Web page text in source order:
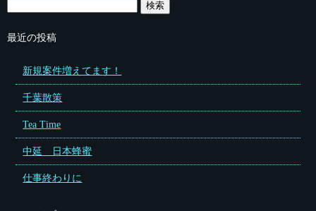
最近の投稿
新規案件増えてます！
千葉散策
Tea Time
中延 日本蜂蜜
仕事終わりに